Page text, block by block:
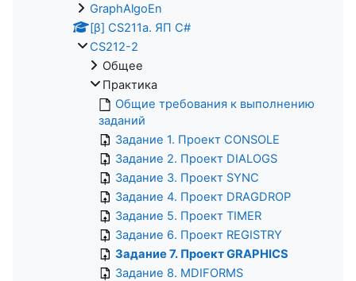
GraphAlgoEn
[β] CS211a. ЯП С#
CS212-2
Общее
Практика
Общие требования к выполнению
заданий
Задание 1. Проект CONSOLE
Задание 2. Проект DIALOGS
Задание 3. Проект SYNC
Задание 4. Проект DRAGDROP
Задание 5. Проект TIMER
Задание 6. Проект REGISTRY
Задание 7. Проект GRAPHICS
Задание 8. MDIFORMS